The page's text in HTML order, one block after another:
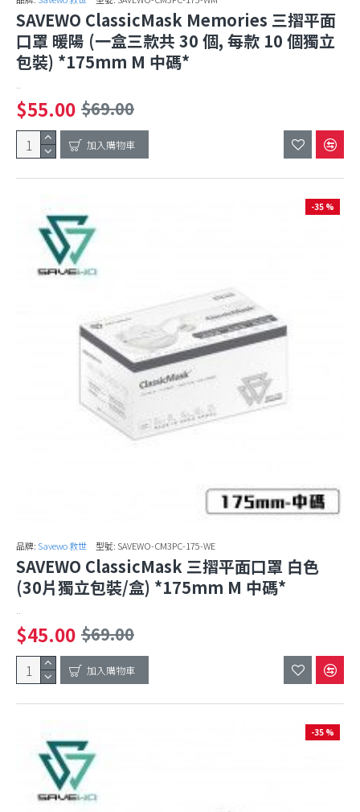
SAVEWO ClassicMask Memories 三摺平面
口罩 暖陽 (一盒三款共 30 個, 每款 10 個獨立
包裝) *175mm M 中碼*
..
$55.00 $69.00
加入購物車
-35 %
品牌: Savewo 救世 型號: SAVEWO-CM3PC-175-WE
SAVEWO ClassicMask 三摺平面口罩 白色
(30片獨立包裝/盒) *175mm M 中碼*
..
$45.00 $69.00
加入購物車
-35 %